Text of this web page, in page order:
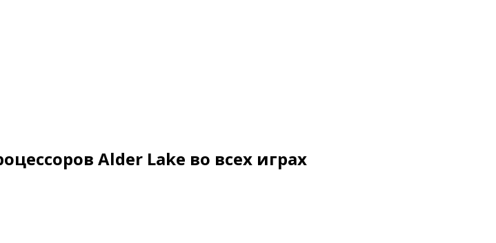
Alder Lake во всех играх